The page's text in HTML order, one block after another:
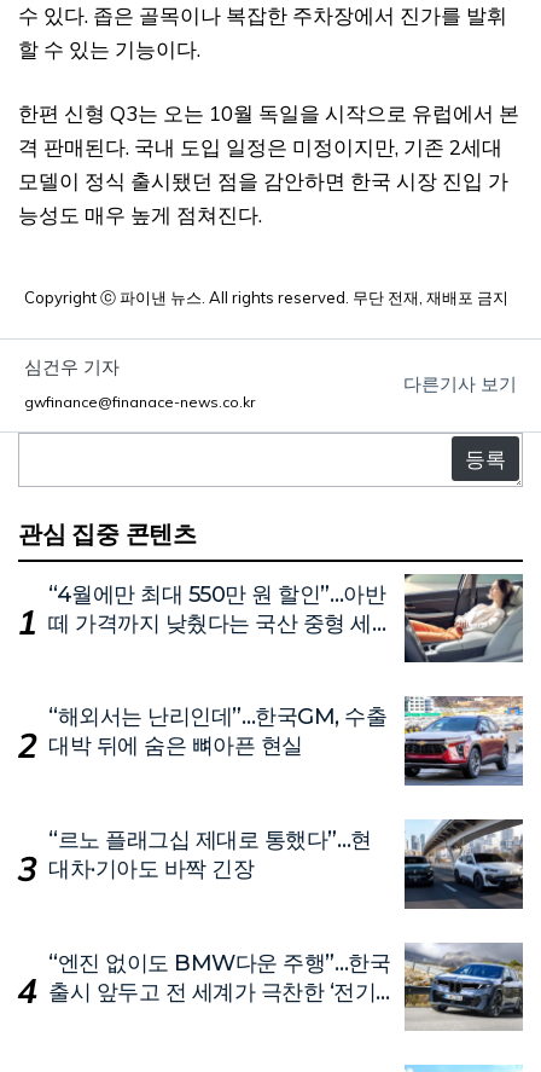
수 있다. 좁은 골목이나 복잡한 주차장에서 진가를 발휘
할 수 있는 기능이다.
한편 신형 Q3는 오는 10월 독일을 시작으로 유럽에서 본
격 판매된다. 국내 도입 일정은 미정이지만, 기존 2세대
모델이 정식 출시됐던 점을 감안하면 한국 시장 진입 가
능성도 매우 높게 점쳐진다.
Copyright ⓒ 파이낸 뉴스. All rights reserved. 무단 전재, 재배포 금지
심건우 기자
gwfinance@finanace-news.co.kr
다른기사 보기
글
관심 집중 콘텐츠
“4월에만 최대 550만 원 할인”…아반
떼 가격까지 낮췄다는 국산 중형 세
“해외서는 난리인데”…한국GM, 수출
대박 뒤에 숨은 뼈아픈 현실
“르노 플래그십 제대로 통했다”…현
대차·기아도 바짝 긴장
“엔진 없이도 BMW다운 주행”…한국
출시 앞두고 전 세계가 극찬한 ‘전기